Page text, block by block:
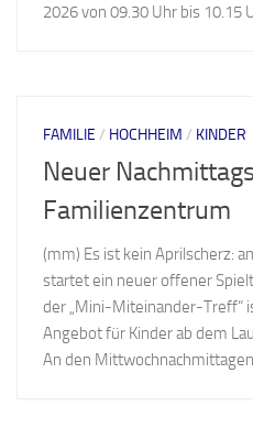
2026 von 09.30 Uhr bis 10.15
FAMILIE / HOCHHEIM / KINDER
Neuer
Familienzentrum
(mm) Es ist kein Aprilscherz:
startet ein neuer offener
der „Mini-Miteinander-Treff“
Angebot für Kinder ab dem
An den Mittwochnachmittagen